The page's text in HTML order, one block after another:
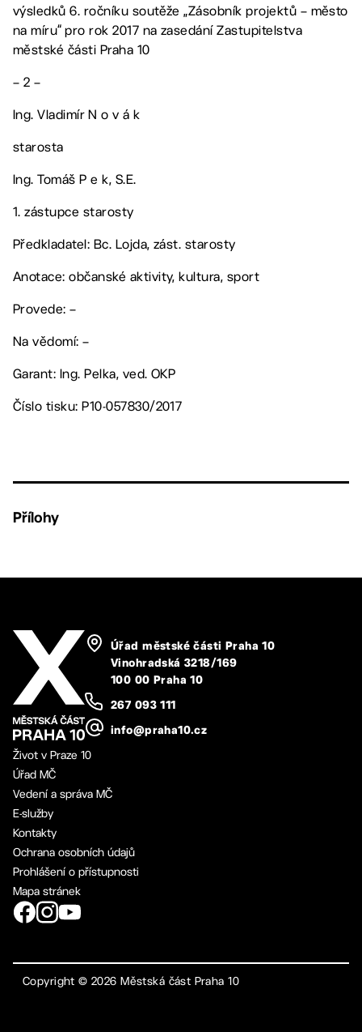
výsledků 6. ročníku soutěže „Zásobník projektů – město
na míru“ pro rok 2017 na zasedání Zastupitelstva
městské části Praha 10
– 2 –
Ing. Vladimír N o v á k
starosta
Ing. Tomáš P e k, S.E.
1. zástupce starosty
Předkladatel: Bc. Lojda, zást. starosty
Anotace: občanské aktivity, kultura, sport
Provede: –
Na vědomí: –
Garant: Ing. Pelka, ved. OKP
Číslo tisku: P10-057830/2017
Přílohy
Úřad městské části Praha 10
Vinohradská 3218/169
100 00 Praha 10
267 093 111
info@praha10.cz
Život v Praze 10
Úřad MČ
Vedení a správa MČ
E-služby
Kontakty
Ochrana osobních údajů
Prohlášení o přístupnosti
Mapa stránek
Copyright ©2026 Městská část Praha 10